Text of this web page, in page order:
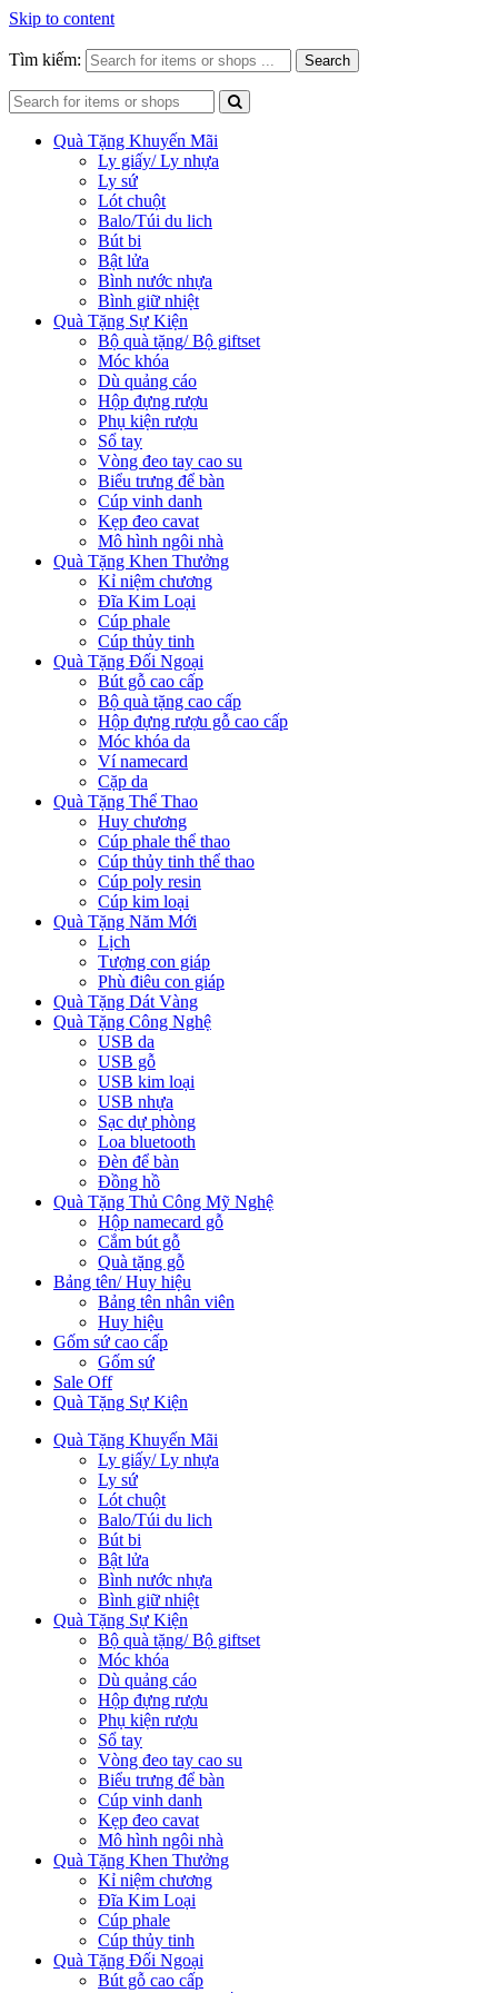
Skip to content
Tìm kiếm: Search
Quà Tặng Khuyến Mãi
Ly giấy/ Ly nhựa
Ly sứ
Lót chuột
Balo/Túi du lich
Bút bi
Bật lửa
Bình nước nhựa
Bình giữ nhiệt
Quà Tặng Sự Kiện
Bộ quà tặng/ Bộ giftset
Móc khóa
Dù quảng cáo
Hộp đựng rượu
Phụ kiện rượu
Sổ tay
Vòng đeo tay cao su
Biểu trưng để bàn
Cúp vinh danh
Kẹp đeo cavat
Mô hình ngôi nhà
Quà Tặng Khen Thưởng
Kỉ niệm chương
Đĩa Kim Loại
Cúp phale
Cúp thủy tinh
Quà Tặng Đối Ngoại
Bút gỗ cao cấp
Bộ quà tặng cao cấp
Hộp đựng rượu gỗ cao cấp
Móc khóa da
Ví namecard
Cặp da
Quà Tặng Thể Thao
Huy chương
Cúp phale thể thao
Cúp thủy tinh thể thao
Cúp poly resin
Cúp kim loại
Quà Tặng Năm Mới
Lịch
Tượng con giáp
Phù điêu con giáp
Quà Tặng Dát Vàng
Quà Tặng Công Nghệ
USB da
USB gỗ
USB kim loại
USB nhựa
Sạc dự phòng
Loa bluetooth
Đèn để bàn
Đồng hồ
Quà Tặng Thủ Công Mỹ Nghệ
Hộp namecard gỗ
Cắm bút gỗ
Quà tặng gỗ
Bảng tên/ Huy hiệu
Bảng tên nhân viên
Huy hiệu
Gốm sứ cao cấp
Gốm sứ
Sale Off
Quà Tặng Sự Kiện
Quà Tặng Khuyến Mãi
Ly giấy/ Ly nhựa
Ly sứ
Lót chuột
Balo/Túi du lich
Bút bi
Bật lửa
Bình nước nhựa
Bình giữ nhiệt
Quà Tặng Sự Kiện
Bộ quà tặng/ Bộ giftset
Móc khóa
Dù quảng cáo
Hộp đựng rượu
Phụ kiện rượu
Sổ tay
Vòng đeo tay cao su
Biểu trưng để bàn
Cúp vinh danh
Kẹp đeo cavat
Mô hình ngôi nhà
Quà Tặng Khen Thưởng
Kỉ niệm chương
Đĩa Kim Loại
Cúp phale
Cúp thủy tinh
Quà Tặng Đối Ngoại
Bút gỗ cao cấp